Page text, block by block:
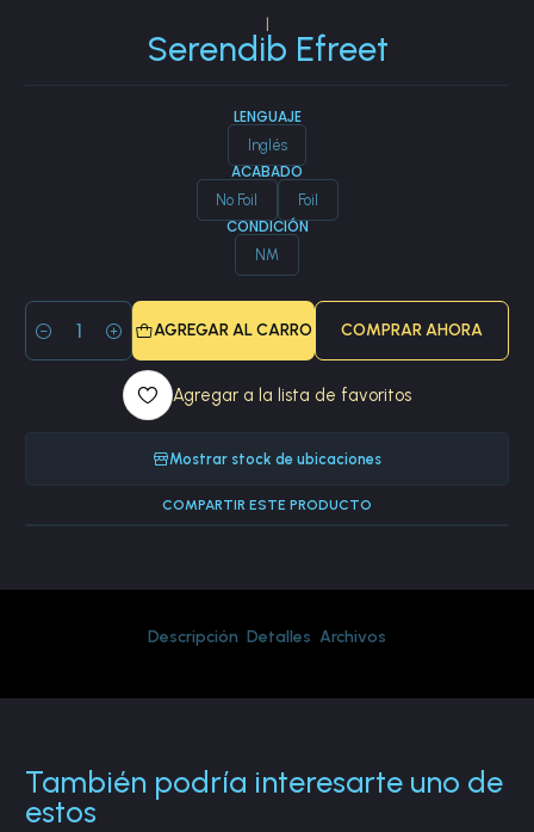
Serendib Efreet
LENGUAJE
Inglés
ACABADO
No Foil Foil
CONDICIÓN
NM
Cantidad
AGREGAR AL CARRO COMPRAR AHORA
Agregar a la lista de favoritos
Mostrar stock de ubicaciones
COMPARTIR ESTE PRODUCTO
Descripción Detalles Archivos
También podría interesarte uno de
estos